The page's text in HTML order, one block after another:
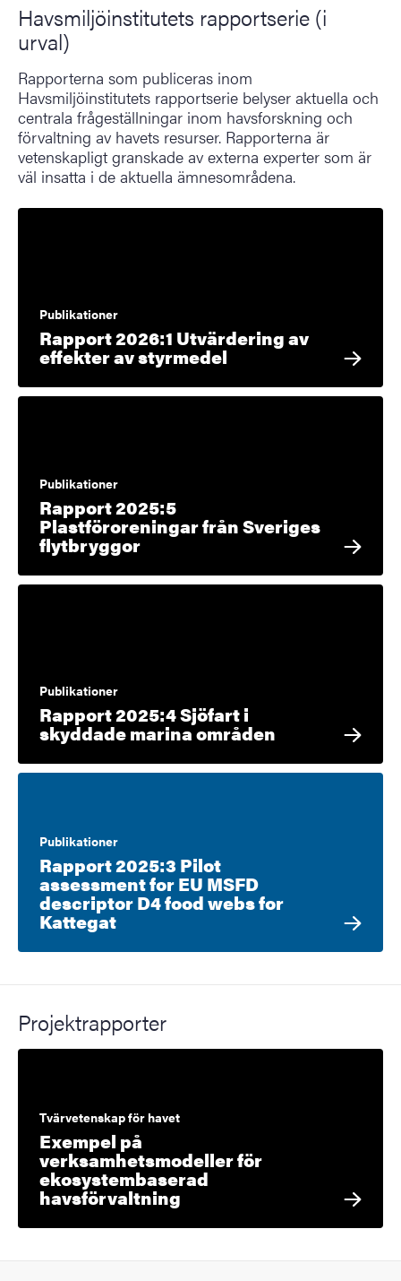
Havsmiljöinstitutets rapportserie (i
urval)
Rapporterna som publiceras inom
Havsmiljöinstitutets rapportserie belyser aktuella och
centrala frågeställningar inom havsforskning och
förvaltning av havets resurser. Rapporterna är
vetenskapligt granskade av externa experter som är
väl insatta i de aktuella ämnesområdena.
Publikationer
Rapport 2026:1 Utvärdering av
effekter av styrmedel
Publikationer
Rapport 2025:5
Plastföroreningar från Sveriges
flytbryggor
Publikationer
Rapport 2025:4 Sjöfart i
skyddade marina områden
Publikationer
Rapport 2025:3 Pilot
assessment for EU MSFD
descriptor D4 food webs for
Kattegat
Projektrapporter
Tvärvetenskap för havet
Exempel på
verksamhetsmodeller för
ekosystembaserad
havsförvaltning